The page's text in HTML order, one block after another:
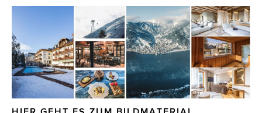
Élan Flow
FREIHERZ
FRISTADS